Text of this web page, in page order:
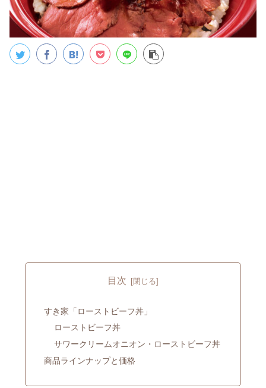
目次
すき家「ローストビーフ丼」
ローストビーフ丼
サワークリームオニオン・ローストビーフ丼
商品ラインナップと価格